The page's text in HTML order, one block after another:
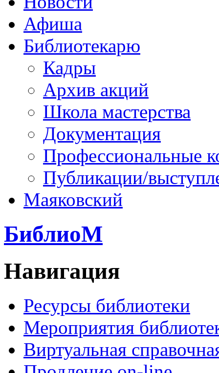
Афиша
Библиотекарю
Кадры
Архив акций
Школа мастерства
Документация
Профессиональные
Публикации/
Маяковский
БиблиоМ
Навигация
Ресурсы библиотеки
Мероприятия
Виртуальная